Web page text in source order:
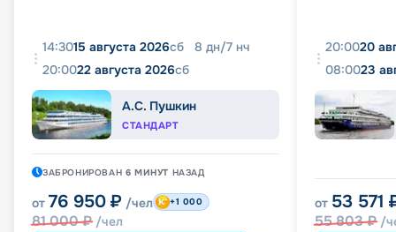
14:3015 августа 2026сб 8 дн/7 нч
20:0022 августа 2026сб
А.С. Пушкин
СТАНДАРТ
ЗАБРОНИРОВАН 6 МИНУТ НАЗАД
от 76 950 ₽ /чел
81 000₽ /чел
+1 000
20:0020
08:0023
от 53 571
55 803₽ /